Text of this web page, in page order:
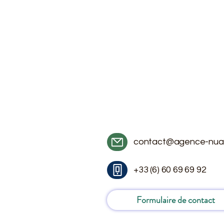
contact@agence-
+33 (6) 60 69 69 92
Formulaire de contact